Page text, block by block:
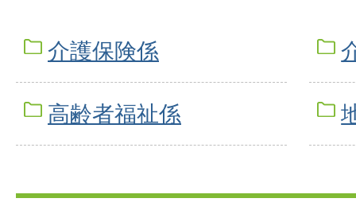
介護保険係
高齢者福祉係